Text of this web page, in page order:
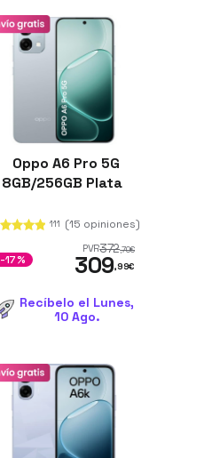
Oppo A6 Pro 5G
8GB/256GB Plata
111 (15 opiniones)
PVR372,70€
309,99€
-17%
Recíbelo el Lunes,
10 Ago.